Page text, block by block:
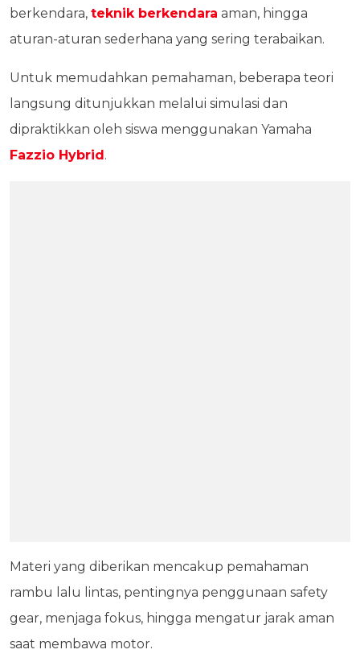
berkendara, teknik berkendara aman, hingga
aturan-aturan sederhana yang sering terabaikan.
Untuk memudahkan pemahaman, beberapa teori
langsung ditunjukkan melalui simulasi dan
dipraktikkan oleh siswa menggunakan Yamaha
Fazzio Hybrid .
Materi yang diberikan mencakup pemahaman
rambu lalu lintas, pentingnya penggunaan safety
gear, menjaga fokus, hingga mengatur jarak aman
saat membawa motor.